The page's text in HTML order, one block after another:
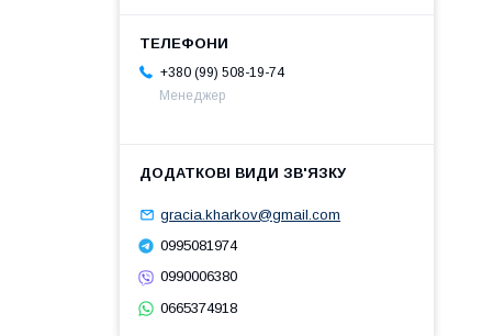
+380 (99) 508-19-74
Менеджер
gracia.kharkov@gmail.com
0995081974
0990006380
0665374918